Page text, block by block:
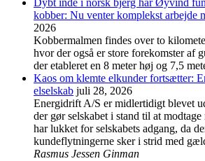
Dybt inde i norsk bjerg har Øyvind
kobber: Nu venter komplekst arbejde
2026
Kobbermalmen findes over to
hvor der også er store forekomster af
der etableret en 8 meter høj og 7,5
Kaos om klemte elkunder fortsætter:
elselskab juli 28, 2026
Energidrift A/S er midlertidigt blevet
der gør selskabet i stand til at
har lukket for selskabets adgang, da
kundeflytningerne sker i strid med
Rasmus Jessen Ginman